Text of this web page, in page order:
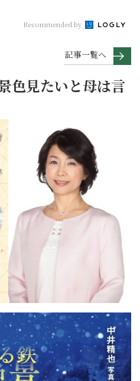
Recommended by
記事一覧へ
色見たいと母は言